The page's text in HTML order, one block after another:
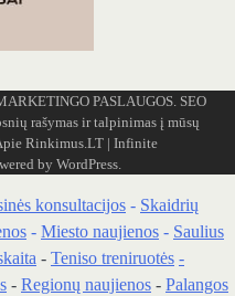
PASLAUGOS. SEO
rašymas ir talpinimas į mūsų
Rinkimus.LT| Infinite
by WordPress.
konsultacijos - Skaidrių
- Miesto naujienos - Saulius
- Teniso treniruotės -
- Regionų naujienos - Palangos